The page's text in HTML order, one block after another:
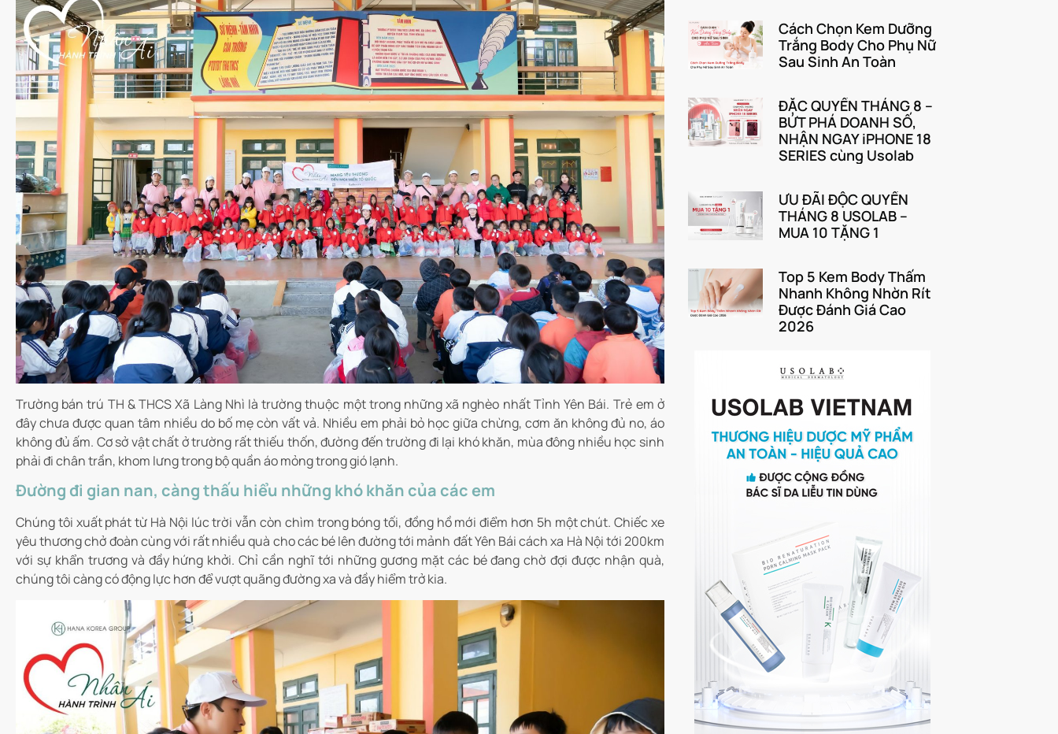
Trường bán trú TH & THCS Xã Làng Nhì là trường thuộc một trong những xã nghèo nhất Tỉnh Yên Bái. Trẻ em ở
đây chưa được quan tâm nhiều do bố mẹ còn vất vả. Nhiều em phải bỏ học giữa chừng, cơm ăn không đủ no, áo
không đủ ấm. Cơ sở vật chất ở trường rất thiếu thốn, đường đến trường đi lại khó khăn, mùa đông nhiều học sinh
phải đi chân trần, khom lưng trong bộ quần áo mỏng trong gió lạnh.
Đường đi gian nan, càng thấu hiểu những khó khăn của các em
Chúng tôi xuất phát từ Hà Nội lúc trời vẫn còn chìm trong bóng tối, đồng hồ mới điểm hơn 5h một chút. Chiếc xe
yêu thương chở đoàn cùng với rất nhiều quà cho các bé lên đường tới mảnh đất Yên Bái cách xa Hà Nội tới 200km
với sự khẩn trương và đầy hứng khởi. Chỉ cần nghĩ tới những gương mặt các bé đang chờ đợi được nhận quà,
chúng tôi càng có động lực hơn để vượt quãng đường xa và đầy hiểm trở kia.
Cách Chọn Kem Dưỡng
Trắng Body Cho Phụ Nữ
Sau Sinh An Toàn
ĐẶC QUYỀN THÁNG 8 –
BỨT PHÁ DOANH SỐ,
NHẬN NGAY iPHONE 18
SERIES cùng Usolab
ƯU ĐÃI ĐỘC QUYỀN
THÁNG 8 USOLAB –
MUA 10 TẶNG 1
Top 5 Kem Body Thấm
Nhanh Không Nhờn Rít
Được Đánh Giá Cao
2026